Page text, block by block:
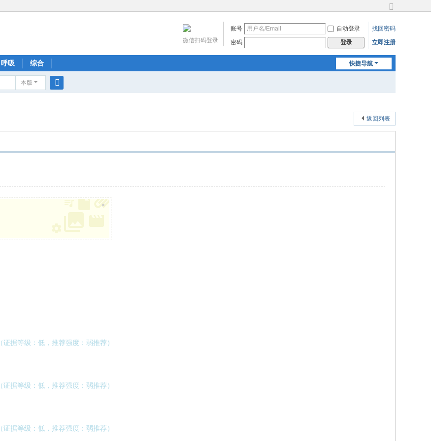
换
到
宽
账号 自动登录
找回密码
密码
登录 立即注册
微信扫码登录
快捷导航
呼吸 综合
本版
返回列表
×
（证据等级：低，推荐强度：弱推荐）
（证据等级：低，推荐强度：弱推荐）
（证据等级：低，推荐强度：弱推荐）